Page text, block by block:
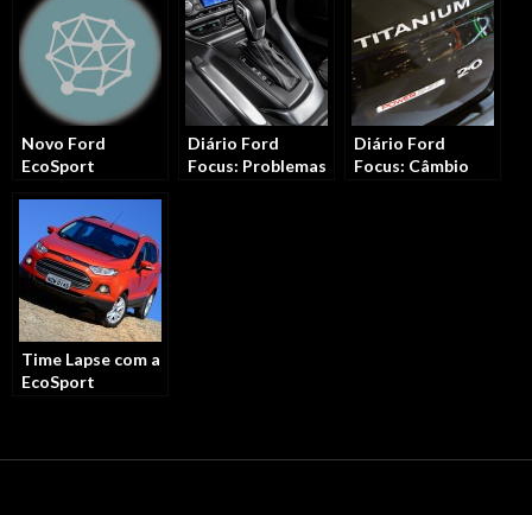
Novo Ford
EcoSport
(powershift)
Diário Ford
Focus: Problemas
Diário Ford
Focus: Câmbio
Time Lapse com a
EcoSport